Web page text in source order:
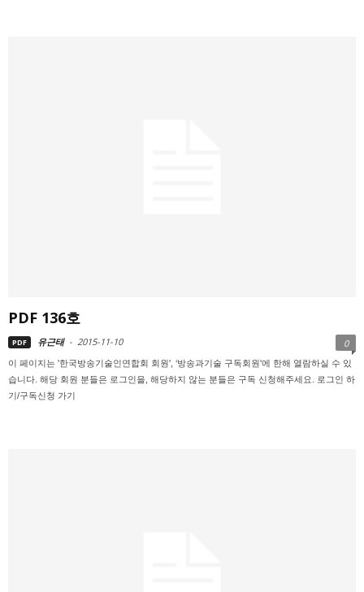
PDF 136호
PDF 유근태 - 2015-11-10 0
이 페이지는 '한국방송기술인연합회 회원', ‘방송과기술 구독회원'에 한해 열람하실 수 있
습니다. 해당 회원 분들은 로그인을, 해당하지 않는 분들은 구독 신청해주세요. 로그인 하
기/구독신청 가기